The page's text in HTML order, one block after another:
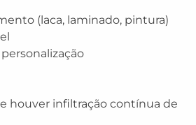
(laca, laminado, pintura)
houver infiltração contínua de